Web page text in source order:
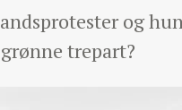
og
trepart?